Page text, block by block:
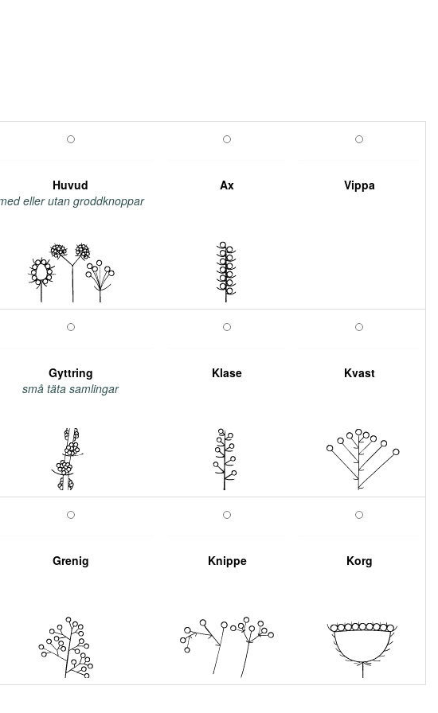
Huvud
eller utan groddknoppar
Ax Vippa
Gyttring
små täta samlingar
Klase Kvast
Grenig Knippe Korg